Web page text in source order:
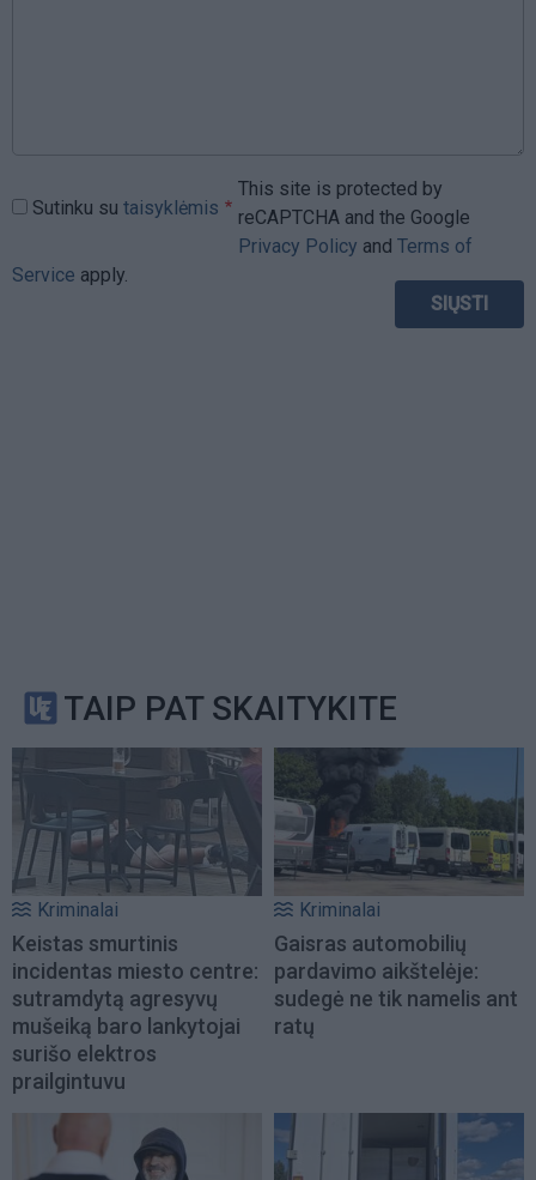
Sutinku su taisyklėmis
This site is protected by
reCAPTCHA and the Google
Privacy Policy and Terms of
Service apply.
TAIP PAT SKAITYKITE
Kriminalai
Keistas smurtinis
incidentas miesto centre:
sutramdytą agresyvų
mušeiką baro lankytojai
surišo elektros
prailgintuvu
Kriminalai
Gaisras automobilių
pardavimo aikštelėje:
sudegė ne tik namelis ant
ratų